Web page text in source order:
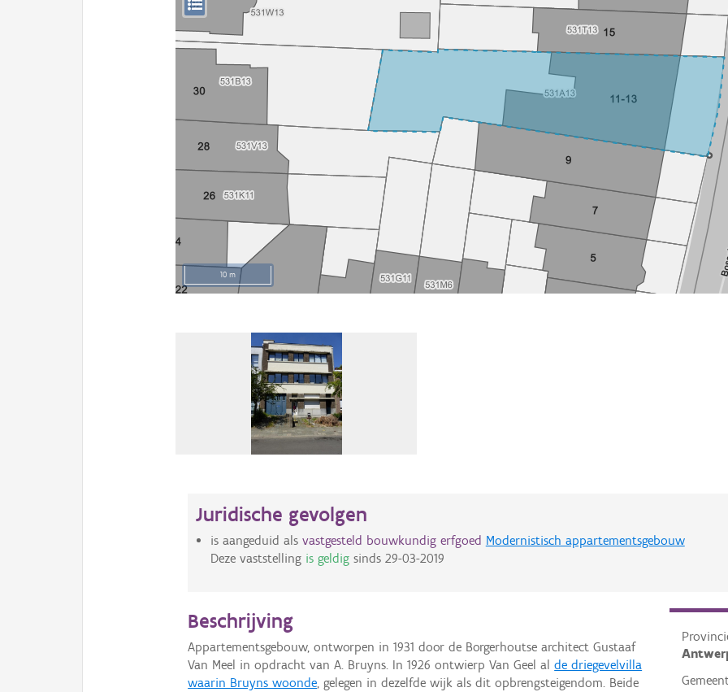
10 m
Juridische gevolgen
is aangeduid als vastgesteld bouwkundig erfgoed Modernistisch appartementsgebouw
Deze vaststelling is geldigsinds 29-03-2019
Beschrijving
Appartementsgebouw, ontworpen in 1931 door de Borgerhoutse architect Gustaaf
Van Meel in opdracht van A. Bruyns. In 1926 ontwierp Van Geel alde driegevelvilla
waarin Bruyns woonde, gelegen in dezelfde wijk als dit opbrengsteigendom. Beide